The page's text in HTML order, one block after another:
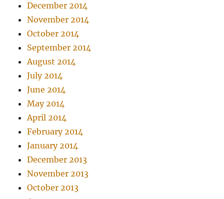
December 2014
November 2014
October 2014
September 2014
August 2014
July 2014
June 2014
May 2014
April 2014
February 2014
January 2014
December 2013
November 2013
October 2013